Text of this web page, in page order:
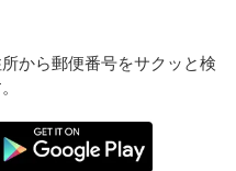
から郵便番号をサクッと検